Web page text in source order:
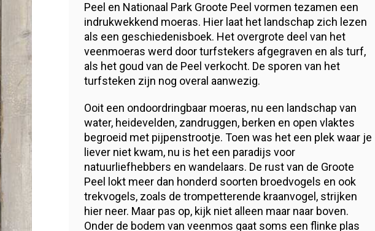
Peel en Nationaal Park Groote Peel vormen tezamen een
indrukwekkend moeras. Hier laat het landschap zich lezen
als een geschiedenisboek. Het overgrote deel van het
veenmoeras werd door turfstekers afgegraven en als turf,
als het goud van de Peel verkocht. De sporen van het
turfsteken zijn nog overal aanwezig.
Ooit een ondoordringbaar moeras, nu een landschap van
water, heidevelden, zandruggen, berken en open vlaktes
begroeid met pijpenstrootje. Toen was het een plek waar je
liever niet kwam, nu is het een paradijs voor
natuurliefhebbers en wandelaars. De rust van de Groote
Peel lokt meer dan honderd soorten broedvogels en ook
trekvogels, zoals de trompetterende kraanvogel, strijken
hier neer. Maar pas op, kijk niet alleen maar naar boven.
Onder de bodem van veenmos gaat soms een flinke plas